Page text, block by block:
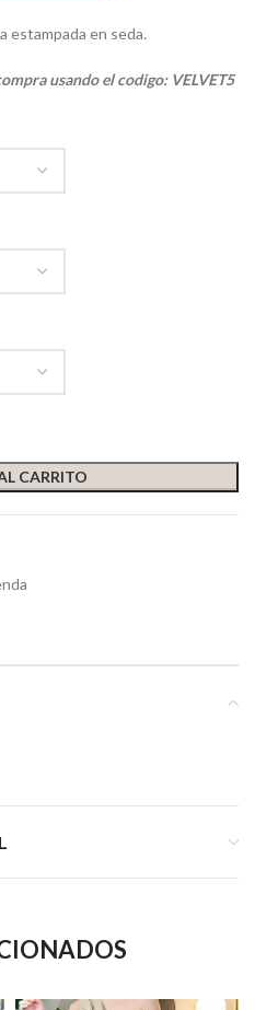
estampada en seda.
usando el codigo: VELVET5
CARRITO